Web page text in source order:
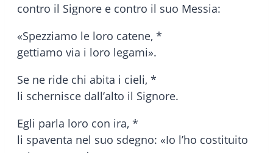
contro il Signore e contro il suo Messia:
«Spezziamo le loro catene, *
gettiamo via i loro legami».
Se ne ride chi abita i cieli, *
li schernisce dall’alto il Signore.
Egli parla loro con ira, *
li spaventa nel suo sdegno: «Io l’ho costituito